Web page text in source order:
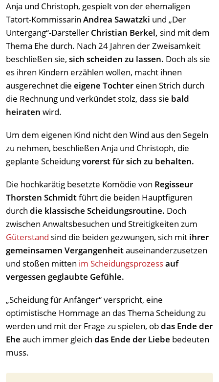
Anja und Christoph, gespielt von der ehemaligen
Tatort-Kommissarin Andrea Sawatzki und „Der
Untergang“-Darsteller Christian Berkel, sind mit dem
Thema Ehe durch. Nach 24 Jahren der Zweisamkeit
beschließen sie, sich scheiden zu lassen. Doch als sie
es ihren Kindern erzählen wollen, macht ihnen
ausgerechnet die eigene Tochter einen Strich durch
die Rechnung und verkündet stolz, dass sie bald
heiraten wird.
Um dem eigenen Kind nicht den Wind aus den Segeln
zu nehmen, beschließen Anja und Christoph, die
geplante Scheidungvorerst für sich zu behalten.
Die hochkarätig besetzte Komödie von Regisseur
Thorsten Schmidtführt die beiden Hauptfiguren
durch die klassische Scheidungsroutine. Doch
zwischen Anwaltsbesuchen und Streitigkeiten zum
Güterstand sind die beiden gezwungen, sich mit ihrer
gemeinsamen Vergangenheitauseinanderzusetzen
und stoßen mitten im Scheidungsprozessauf
vergessen geglaubte Gefühle.
„Scheidung für Anfänger“ verspricht, eine
optimistische Hommage an das Thema Scheidung zu
werden und mit der Frage zu spielen, obdas Ende der
Ehe auch immer gleich das Ende der Liebe bedeuten
muss.